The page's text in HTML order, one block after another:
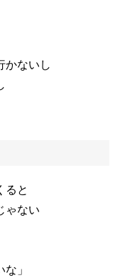
かないし
ると
ゃない
」